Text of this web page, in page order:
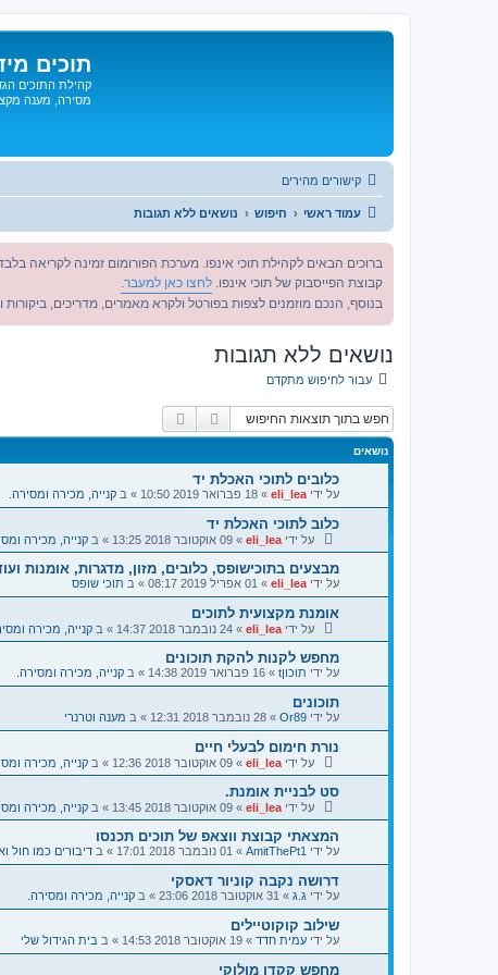
תוכים
קהילת התוכים
מסירה, מענה
קישורים מהירים
עמוד ראשי חיפוש נושאים ללא תגובות
ברוכים הבאים לקהילת תוכי אינפו. מערכת הפורומום זמינה לקריאה
קבוצת הפייסבוק של תוכי אינפו. לחצו כאן למעבר.
בנוסף, הנכם מוזמנים לצפות בפורטל ולקרא מאמרים, מדריכים, ביקורות
נושאים ללא תגובות
עבור לחיפוש מתקדם
חיפוש
נושאים
כלובים לתוכי האכלת יד
על ידי eli_lea
» 18 פברואר 2019 10:50 » ב קנייה, מכירה ומסירה.
כלוב לתוכי האכלת יד
על ידי eli_lea
» 09 אוקטובר 2018 13:25 » ב קנייה, מכירה
מבצעים בתוכישופס, כלובים, מזון, מדגרות, אומנות
על ידי eli_lea
» 01 אפריל 2019 08:17 » ב תוכי שופס
אומנת מקצועית לתוכים
על ידי eli_lea
» 24 נובמבר 2018 14:37 » ב קנייה, מכירה
מחפש לקנות להקת תוכונים
על ידי תוכוןt » 16 פברואר 2019 14:38 » ב קנייה, מכירה ומסירה.
תוכונים
על ידי Or89
» 28 נובמבר 2018 12:31 » ב מענה וטרנרי
נורת חימום לבעלי חיים
על ידי eli_lea
» 09 אוקטובר 2018 12:36 » ב קנייה, מכירה
סט לבניית אומנת.
על ידי eli_lea
» 09 אוקטובר 2018 13:45 » ב קנייה, מכירה
המצאתי קבוצת ווצאפ של תוכים תכנסו
על ידי AmitThePt1
» 01 נובמבר 2018 17:01 » ב דיבורים כמו חול
דרושה נקבה קוניור דאסקי
על ידי ג.ג » 31 אוקטובר 2018 23:06 » ב קנייה, מכירה ומסירה.
שילוב קוקוטיילים
על ידי עמית חדד » 19 אוקטובר 2018 14:53 » ב בית הגידול שלי
מחפש קקדו מולוקי